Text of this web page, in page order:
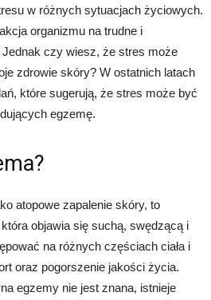
w różnych sytuacjach życiowych.
organizmu na trudne i
czy wiesz, że stres może
zdrowie skóry? W ostatnich latach
które sugerują, że stres może być
egzemę.
atopowe zapalenie skóry, to
objawia się suchą, swędzącą i
na różnych częściach ciała i
oraz pogorszenie jakości życia.
egzemy nie jest znana, istnieje